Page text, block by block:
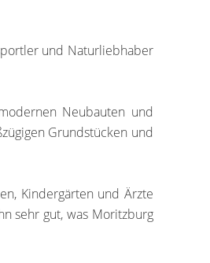
und Naturliebhaber
Neubauten und
Grundstücken und
Kindergärten und Ärzte
sehr gut, was Moritzburg